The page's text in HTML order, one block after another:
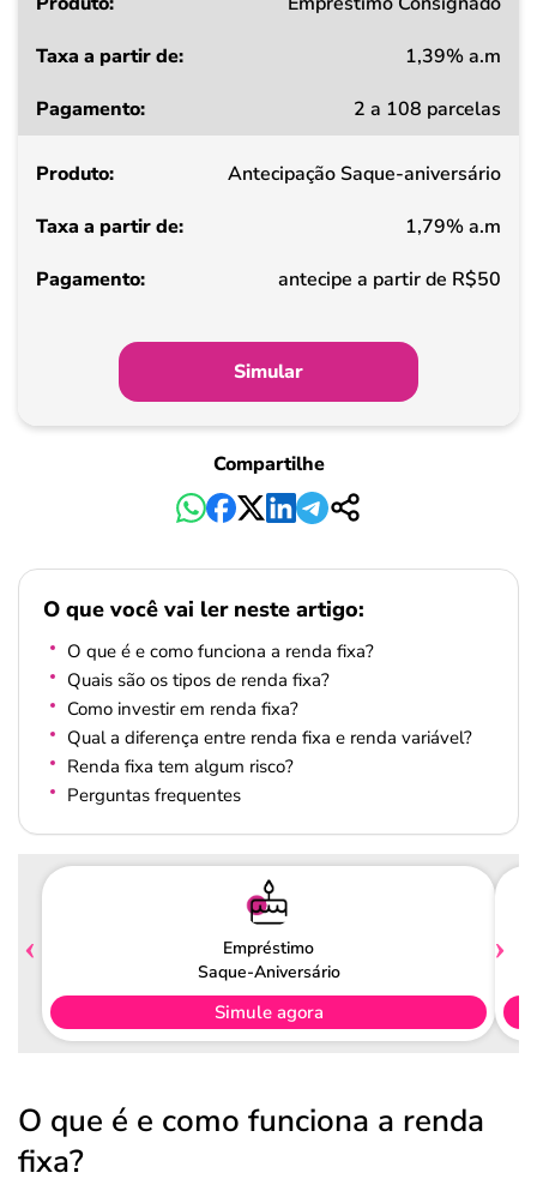
a
de
Pagamento
1,39% a.m
2 a 108 parcelas
Antecipação Saque-aniversário
1,79% a.m
antecipe a partir de R$50
Simular
Compartilhe
O que você vai ler neste artigo:
O que é e como funciona a renda fixa?
Quais são os tipos de renda fixa?
Como investir em renda fixa?
Qual a diferença entre renda fixa e renda variável?
Renda fixa tem algum risco?
Perguntas frequentes
Empréstimo
Saque-Aniversário
Simule agora
O que é e como funciona a renda
fixa?